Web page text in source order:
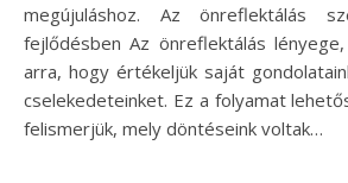
megújuláshoz. Az önreflektálás
fejlődésben Az önreflektálás
arra, hogy értékeljük saját
cselekedeteinket. Ez a folyamat
felismerjük, mely döntéseink voltak…